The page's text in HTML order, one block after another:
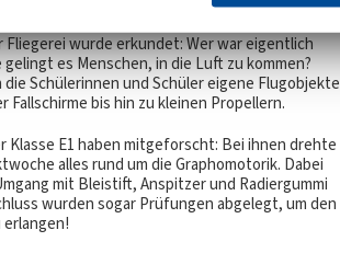
Fliegerei wurde erkundet: Wer war eigentlich
es Menschen, in die Luft zu kommen?
Schülerinnen und Schüler eigene Flugobjekte
Fallschirme bis hin zu kleinen Propellern.
Klasse E1 haben mitgeforscht: Bei ihnen drehte
alles rund um die Graphomotorik. Dabei
mit Bleistift, Anspitzer und Radiergummi
wurden sogar Prüfungen abgelegt, um den